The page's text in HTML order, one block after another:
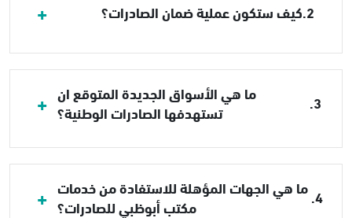
2. كيف ستكون عملية ضمان الصادرات؟
3.
ما هي الأسواق الجديدة المتوقع ان
تستهدفها الصادرات الوطنية؟
4. ما هي الجهات المؤهلة للاستفادة من خدمات
مكتب أبوظبي للصادرات؟